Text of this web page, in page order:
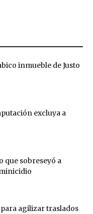
inmueble de Justo
excluya a
que sobreseyó a
agilizar traslados